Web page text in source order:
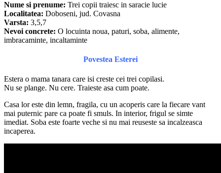
Nume si prenume: Trei copii traiesc in saracie lucie
Localitatea: Doboseni, jud. Covasna
Varsta: 3,5,7
Nevoi concrete: O locuinta noua, paturi, soba, alimente,
imbracaminte, incaltaminte
Povestea Esterei
Estera o mama tanara care isi creste cei trei copilasi.
Nu se plange. Nu cere. Traieste asa cum poate.
Casa lor este din lemn, fragila, cu un acoperis care la fiecare vant
mai puternic pare ca poate fi smuls. In interior, frigul se simte
imediat. Soba este foarte veche si nu mai reuseste sa incalzeasca
incaperea.